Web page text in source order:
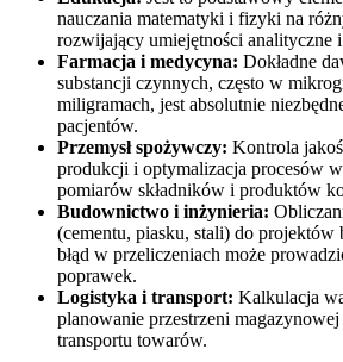
nauczania matematyki i fizyki na
rozwijający umiejętności analityczne
Farmacja i medycyna: Dokładne
substancji czynnych, często w
miligramach, jest absolutnie
pacjentów.
Przemysł spożywczy: Kontrola
produkcji i optymalizacja procesów
pomiarów składników i produktów
Budownictwo i inżynieria:
(cementu, piasku, stali) do projektów
błąd w przeliczeniach może
poprawek.
Logistyka i transport: Kalkulacja
planowanie przestrzeni
transportu towarów.